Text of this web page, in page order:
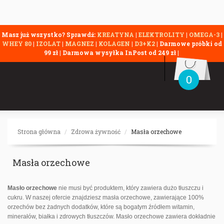
Masz już wszystko? Sprawdź: KREATYNA | ELEKTROLITY | OMEGA-3|
WHEY 80| IZOLAT| MAGNEZ | KOLAGEN | D3+K2| Darmowe próbki od
99 zł | Darmowa wysyłka InPost od 249 zł |
0
Strona główna Zdrowa żywność Masła orzechowe
Masła orzechowe
Masło orzechowe nie musi być produktem, który zawiera dużo tłuszczu i
cukru. W naszej ofercie znajdziesz masła orzechowe, zawierające 100%
orzechów bez żadnych dodatków, które są bogatym źródłem witamin,
minerałów, białka i zdrowych tłuszczów. Masło orzechowe zawiera dokładnie